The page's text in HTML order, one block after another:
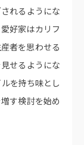
れるようにな
好家はカリフ
者を思わせる
せるようにな
を持ち味とし
す検討を始め